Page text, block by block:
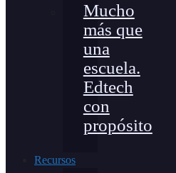
Mucho
más que
una
escuela.
Edtech
con
propósito
Recursos